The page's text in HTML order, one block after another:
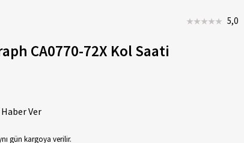
5,0
CA0770-72X Kol Saati
Ver
gün kargoya verilir.